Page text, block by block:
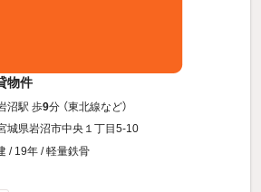
物件
沼駅 歩9分 （東北線など）
城県岩沼市中央１丁目5-10
/ 19年 / 軽量鉄骨